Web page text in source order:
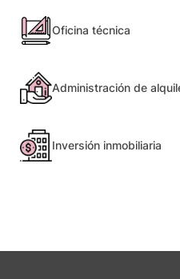
Oficina técnica
Administración de
Inversión inmobiliaria